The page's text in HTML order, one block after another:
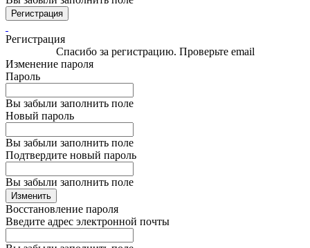
Регистрация
Регистрация
Спасибо за регистрацию. Проверьте email
Изменение пароля
Пароль
Вы забыли заполнить поле
Новый пароль
Вы забыли заполнить поле
Подтвердите новый пароль
Вы забыли заполнить поле
Изменить
Восстановление пароля
Введите адрес электронной почты